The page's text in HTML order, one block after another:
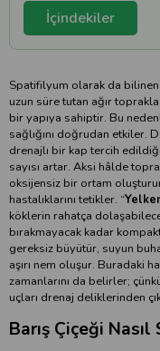
İçindekiler
Spatifilyum olarak da bilinen
uzun süre tutan ağır
bir yapıya sahiptir. Bu
sağlığını doğrudan etkiler.
drenajlı bir kap tercih
sayısı artar. Aksi hâlde
oksijensiz bir ortam
hastalıklarını tetikler. “
köklerin rahatça
bırakmayacak kadar
gereksiz büyütür, suyun
aşırı nem oluşur. Buradaki
zamanlarını da belirler;
uçları drenaj deliklerinden
Barış Çiçeği Nasıl